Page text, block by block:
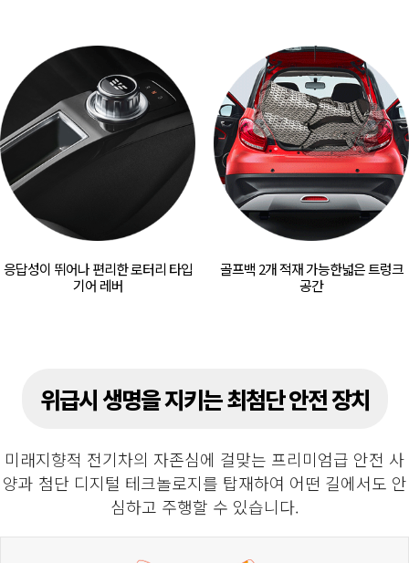
응답성이 뛰어나 편리한로터리 타입
기어 레버
골프백 2개 적재 가능한넓은 트렁크
공간
위급시 생명을 지키는 최첨단 안전 장치
미래지향적 전기차의 자존심에 걸맞는 프리미엄급 안전 사
양과 첨단 디지털 테크놀로지를 탑재하여 어떤 길에서도 안
심하고 주행할 수 있습니다.